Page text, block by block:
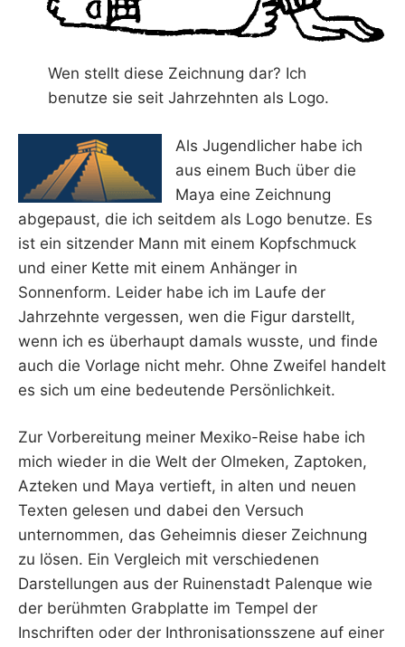
Wen stellt diese Zeichnung dar? Ich
benutze sie seit Jahrzehnten als Logo.
Als Jugendlicher habe ich
aus einem Buch über die
Maya eine Zeichnung
abgepaust, die ich seitdem als Logo benutze. Es
ist ein sitzender Mann mit einem Kopfschmuck
und einer Kette mit einem Anhänger in
Sonnenform. Leider habe ich im Laufe der
Jahrzehnte vergessen, wen die Figur darstellt,
wenn ich es überhaupt damals wusste, und finde
auch die Vorlage nicht mehr. Ohne Zweifel handelt
es sich um eine bedeutende Persönlichkeit.
Zur Vorbereitung meiner Mexiko-Reise habe ich
mich wieder in die Welt der Olmeken, Zaptoken,
Azteken und Maya vertieft, in alten und neuen
Texten gelesen und dabei den Versuch
unternommen, das Geheimnis dieser Zeichnung
zu lösen. Ein Vergleich mit verschiedenen
Darstellungen aus der Ruinenstadt Palenque wie
der berühmten Grabplatte im Tempel der
Inschriften oder der Inthronisationsszene auf einer